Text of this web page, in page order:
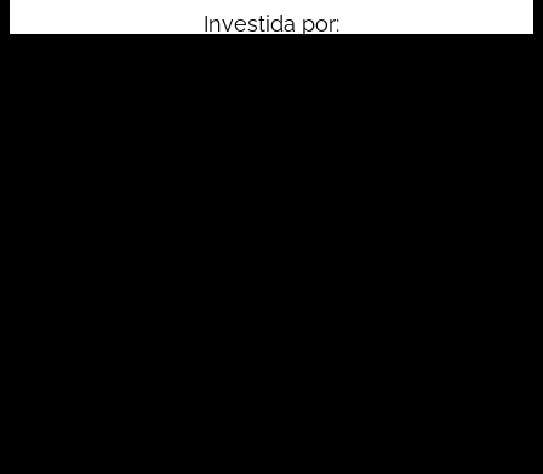
Investida por: